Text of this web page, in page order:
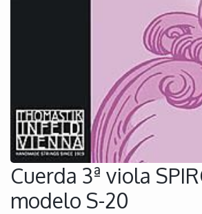
Cuerda 3ª viola
modelo S-20